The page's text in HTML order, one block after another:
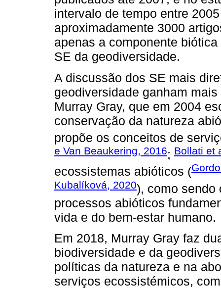
intervalo de tempo entre
aproximadamente 3000
apenas a componente
SE da geodiversidade.
A discussão dos SE mais
geodiversidade ganham
Murray Gray, que em 2004
conservação da natureza
propõe os conceitos de
e Van Beaukering, 2016; Bollati et
ecossistemas abióticos (
Kubalíková, 2020), como sendo
processos abióticos
vida e do bem-estar humano.
Em 2018, Murray Gray faz
biodiversidade e da
políticas da natureza e na
serviços ecossistémicos,